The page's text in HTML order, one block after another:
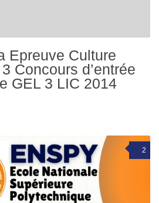
Epreuve Culture
Concours d’entrée
GEL 3 LIC 2014
2